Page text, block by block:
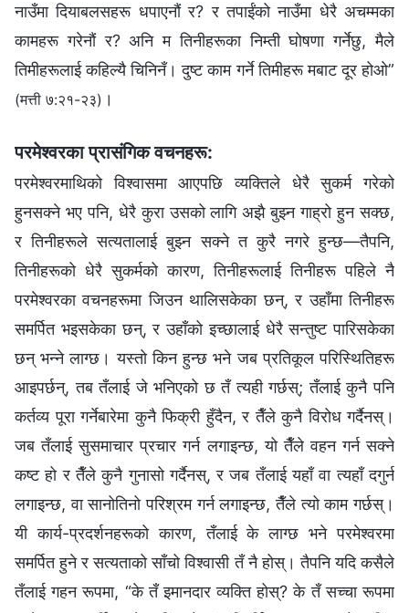
नाउँमा दियाबलसहरू धपाएनौं र? र तपाईंको नाउँमा धेरै अचम्मका
कामहरू गरेनौं र? अनि म तिनीहरूका निम्ती घोषणा गर्नेछु, मैले
तिमीहरूलाई कहिल्‍यै चिनिनँ। दुष्ट काम गर्ने तिमीहरू मबाट दूर होओ”
(मत्ती ७:२१-२३) ।
परमेश्‍वरका प्रासंगिक वचनहरू:
परमेश्‍वरमाथिको विश्‍वासमा आएपछि व्यक्तिले धेरै सुकर्म गरेको
हुनसक्‍ने भए पनि, धेरै कुरा उसको लागि अझै बुझ्न गाह्रो हुन सक्छ,
र तिनीहरूले सत्यतालाई बुझ्‍न सक्‍ने त कुरै नगरे हुन्छ—तैपनि,
तिनीहरूको धेरै सुकर्मको कारण, तिनीहरूलाई तिनीहरू पहिले नै
परमेश्‍वरका वचनहरूमा जिउन थालिसकेका छन्, र उहाँमा तिनीहरू
समर्पित भइसकेका छन्, र उहाँको इच्‍छालाई धेरै सन्तुष्ट पारिसकेका
छन् भन्‍ने लाग्छ। यस्तो किन हुन्छ भने जब प्रतिकूल परिस्‍थितिहरू
आइपर्छन्, तब तँलाई जे भनिएको छ तँ त्यही गर्छस्; तँलाई कुनै पनि
कर्तव्य पूरा गर्नेबारेमा कुनै फिक्री हुँदैन, र तैँले कुनै विरोध गर्दैनस्।
जब तँलाई सुसमाचार प्रचार गर्न लगाइन्छ, यो तैँले वहन गर्न सक्‍ने
कष्ट हो र तैँले कुनै गुनासो गर्दैनस्, र जब तँलाई यहाँ वा त्यहाँ दगुर्न
लगाइन्छ, वा सानोतिनो परिश्रम गर्न लगाइन्छ, तैँले त्यो काम गर्छस्।
यी कार्य-प्रदर्शनहरूको कारण, तँलाई के लाग्छ भने परमेश्‍वरमा
समर्पित हुने र सत्यताको साँचो विश्‍वासी तँ नै होस्। तैपनि यदि कसैले
तँलाई गहन रूपमा, “के तँ इमानदार व्यक्ति होस्? के तँ सच्‍चा रूपमा